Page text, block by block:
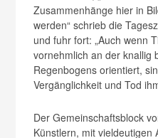
Zusammenhänge hier in
werden“ schrieb die
und fuhr fort: „Auch wenn
vornehmlich an der knallig
Regenbogens orientiert,
Vergänglichkeit und Tod
Der Gemeinschaftsblock
Künstlern, mit vieldeutigen